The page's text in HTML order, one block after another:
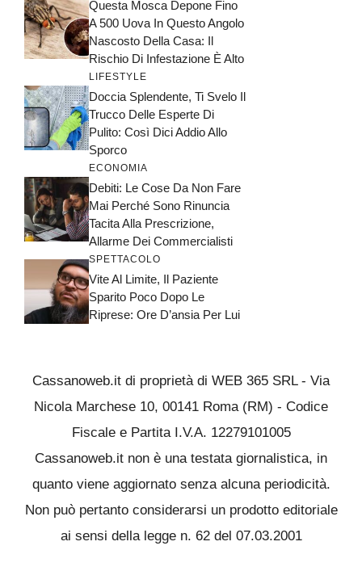
Questa Mosca Depone Fino
A 500 Uova In Questo Angolo
Nascosto Della Casa: Il
Rischio Di Infestazione È Alto
LIFESTYLE
Doccia Splendente, Ti Svelo Il
Trucco Delle Esperte Di
Pulito: Così Dici Addio Allo
Sporco
ECONOMIA
Debiti: Le Cose Da Non Fare
Mai Perché Sono Rinuncia
Tacita Alla Prescrizione,
Allarme Dei Commercialisti
SPETTACOLO
Vite Al Limite, Il Paziente
Sparito Poco Dopo Le
Riprese: Ore D’ansia Per Lui
Cassanoweb.it di proprietà di WEB 365 SRL - Via
Nicola Marchese 10, 00141 Roma (RM) - Codice
Fiscale e Partita I.V.A. 12279101005
Cassanoweb.it non è una testata giornalistica, in
quanto viene aggiornato senza alcuna periodicità.
Non può pertanto considerarsi un prodotto editoriale
ai sensi della legge n. 62 del 07.03.2001